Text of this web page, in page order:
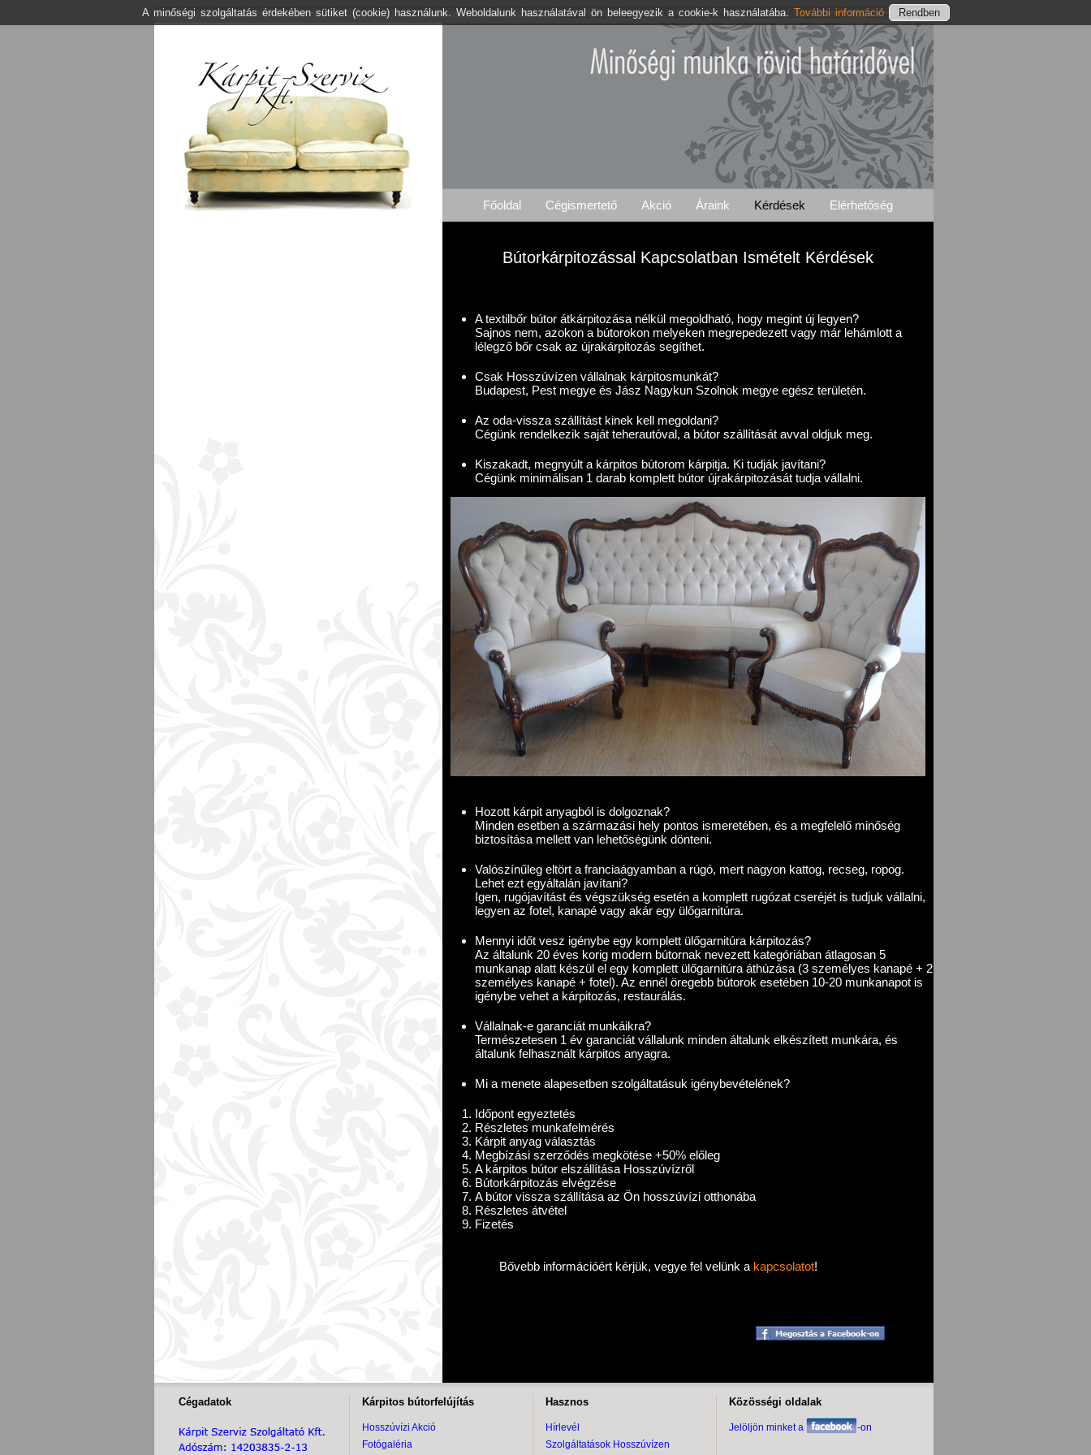
Kárpitos .org Hosszúvíz Árajánlat Igénylés Hosszúvízi Szolgáltatásaink Elérhetőségeink
Főoldal Cégismertető Akció Áraink Kérdések Elérhetőség
Bútorkárpitozással Kapcsolatban Ismételt Kérdések
A textilbőr bútor átkárpitozása nélkül megoldható, hogy megint új legyen?
Sajnos nem, azokon a bútorokon melyeken megrepedezett vagy már lehámlott a
lélegző bőr csak az újrakárpitozás segíthet.
Csak Hosszúvízen vállalnak kárpitosmunkát?
Budapest, Pest megye és Jász Nagykun Szolnok megye egész területén.
Az oda-vissza szállítást kinek kell megoldani?
Cégünk rendelkezik saját teherautóval, a bútor szállítását avval oldjuk meg.
Kiszakadt, megnyúlt a kárpitos bútorom kárpitja. Ki tudják javítani?
Cégünk minimálisan 1 darab komplett bútor újrakárpitozását tudja vállalni.
Hozott kárpit anyagból is dolgoznak?
Minden esetben a származási hely pontos ismeretében, és a megfelelő minőség
biztosítása mellett van lehetőségünk dönteni.
Valószínűleg eltört a franciaágyamban a rúgó, mert nagyon kattog, recseg, ropog.
Lehet ezt egyáltalán javítani?
Igen, rugójavítást és végszükség esetén a komplett rugózat cseréjét is tudjuk vállalni,
legyen az fotel, kanapé vagy akár egy ülőgarnitúra.
Mennyi időt vesz igénybe egy komplett ülőgarnitúra kárpitozás?
Az általunk 20 éves korig modern bútornak nevezett kategóriában átlagosan 5
munkanap alatt készül el egy komplett ülőgarnitúra áthúzása (3 személyes kanapé + 2
személyes kanapé + fotel). Az ennél öregebb bútorok esetében 10-20 munkanapot is
igénybe vehet a kárpitozás, restaurálás.
Vállalnak-e garanciát munkáikra?
Természetesen 1 év garanciát vállalunk minden általunk elkészített munkára, és
általunk felhasznált kárpitos anyagra.
Mi a menete alapesetben szolgáltatásuk igénybevételének?
Időpont egyeztetés
Részletes munkafelmérés
Kárpit anyag választás
Megbízási szerződés megkötése +50% előleg
A kárpitos bútor elszállítása Hosszúvízről
Bútorkárpitozás elvégzése
A bútor vissza szállítása az Ön hosszúvízi otthonába
Részletes átvétel
Fizetés
Bővebb információért kérjük, vegye fel velünk a kapcsolatot!
Cégadatok Kárpitos bútorfelújítás
Hosszúvízi Akció
Fotógaléria
Hasznos
Hírlevél
Szolgáltatások Hosszúvízen
Közösségi oldalak
Jelöljön minket a -on
A minőségi szolgáltatás érdekében sütiket (cookie) használunk. Weboldalunk használatával ön beleegyezik a cookie-k használatába. További információ